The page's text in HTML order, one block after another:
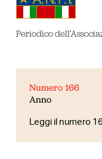
Periodico
Numero 166
Anno
Leggi il numero